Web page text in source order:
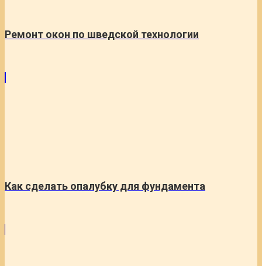
Ремонт окон по шведской технологии
Как сделать опалубку для фундамента